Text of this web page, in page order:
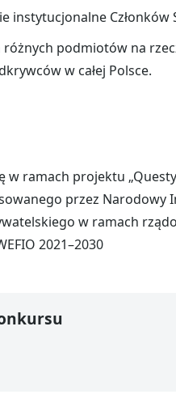
instytucjonalne Członków
różnych podmiotów na
w całej Polsce.
w ramach projektu
przez Narodowy
w ramach
2021–2030